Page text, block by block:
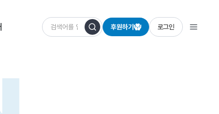
후원하기 로그인